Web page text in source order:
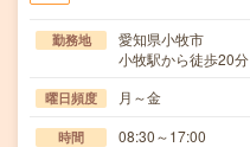
勤務地
愛知県小牧市
小牧駅から徒歩20分
曜日頻度 月～金
時間 08:30～17:00